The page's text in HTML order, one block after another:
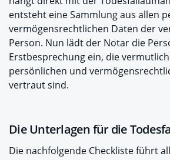
entsteht eine Sammlung aus allen
vermögensrechtlichen Daten der
Person. Nun lädt der Notar die
Erstbesprechung ein, die
persönlichen und
vertraut sind.
Die Unterlagen für die
Die nachfolgende Checkliste führt